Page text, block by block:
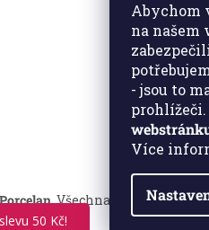
Abychom
na našem
- jsou to
prohlížeči.
Více
. Všechna práva
50 Kč!